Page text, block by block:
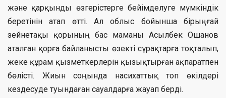
және қарқынды өзгерістерге бейімделуге мүмкіндік
беретінін атап өтті. Ал облыс бойынша бірыңғай
зейнетақы қорының бас маманы Асылбек Ошанов
аталған қорға байланысты өзекті сұрақтарға тоқталып,
жеке құрам қызметкерлерін қызықтырған ақпаратпен
бөлісті. Жиын соңында насихаттық топ өкілдері
кездесуде туындаған сауалдарға жауап берді.